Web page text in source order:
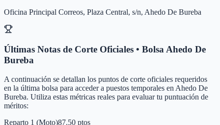
Oficina Principal Correos, Plaza Central, s/n, Ahedo De Bureba
Últimas Notas de Corte Oficiales • BolsaAhedo De
Bureba
A continuación se detallan los puntos de corte oficiales requeridos
en la última bolsa para acceder a puestos temporales en Ahedo De
Bureba. Utiliza estas métricas reales para evaluar tu puntuación de
méritos:
Reparto 1 (Moto)87.50 ptos